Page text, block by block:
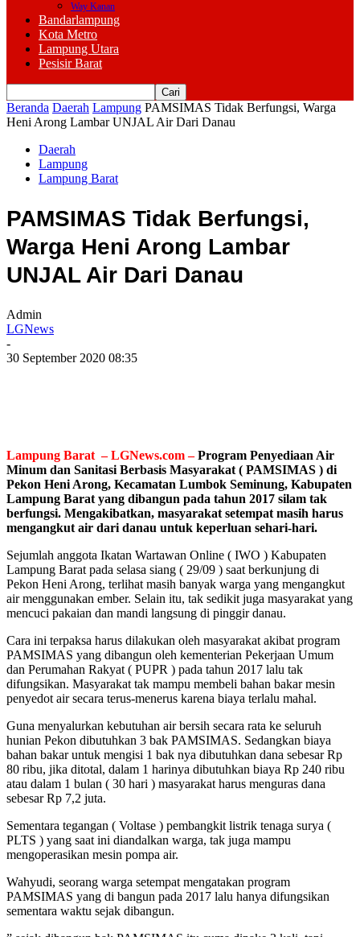
Way Kanan
Bandarlampung
Kota Metro
Lampung Utara
Pesisir Barat
Beranda Daerah Lampung PAMSIMAS Tidak Berfungsi, Warga
Heni Arong Lambar UNJAL Air Dari Danau
Daerah
Lampung
Lampung Barat
PAMSIMAS Tidak Berfungsi,
Warga Heni Arong Lambar
UNJAL Air Dari Danau
Admin
LGNews
-
30 September 2020 08:35
Lampung Barat – LGNews.com –Program Penyediaan Air
Minum dan Sanitasi Berbasis Masyarakat ( PAMSIMAS ) di
Pekon Heni Arong, Kecamatan Lumbok Seminung, Kabupaten
Lampung Barat yang dibangun pada tahun 2017 silam tak
berfungsi. Mengakibatkan, masyarakat setempat masih harus
mengangkut air dari danau untuk keperluan sehari-hari.
Sejumlah anggota Ikatan Wartawan Online ( IWO ) Kabupaten
Lampung Barat pada selasa siang ( 29/09 ) saat berkunjung di
Pekon Heni Arong, terlihat masih banyak warga yang mengangkut
air menggunakan ember. Selain itu, tak sedikit juga masyarakat yang
mencuci pakaian dan mandi langsung di pinggir danau.
Cara ini terpaksa harus dilakukan oleh masyarakat akibat program
PAMSIMAS yang dibangun oleh kementerian Pekerjaan Umum
dan Perumahan Rakyat ( PUPR ) pada tahun 2017 lalu tak
difungsikan. Masyarakat tak mampu membeli bahan bakar mesin
penyedot air secara terus-menerus karena biaya terlalu mahal.
Guna menyalurkan kebutuhan air bersih secara rata ke seluruh
hunian Pekon dibutuhkan 3 bak PAMSIMAS. Sedangkan biaya
bahan bakar untuk mengisi 1 bak nya dibutuhkan dana sebesar Rp
80 ribu, jika ditotal, dalam 1 harinya dibutuhkan biaya Rp 240 ribu
atau dalam 1 bulan ( 30 hari ) masyarakat harus menguras dana
sebesar Rp 7,2 juta.
Sementara tegangan ( Voltase ) pembangkit listrik tenaga surya (
PLTS ) yang saat ini diandalkan warga, tak juga mampu
mengoperasikan mesin pompa air.
Wahyudi, seorang warga setempat mengatakan program
PAMSIMAS yang di bangun pada 2017 lalu hanya difungsikan
sementara waktu sejak dibangun.